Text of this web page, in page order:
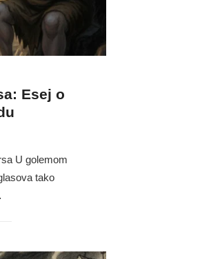
Esej o
U golemom
tako